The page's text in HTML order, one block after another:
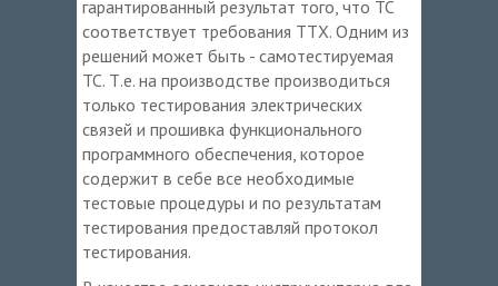
гарантированный результат того, что ТС
соответствует требования ТТХ. Одним из
решений может быть - самотестируемая
ТС. Т.е. на производстве производиться
только тестирования электрических
связей и прошивка функционального
программного обеспечения, которое
содержит в себе все необходимые
тестовые процедуры и по результатам
тестирования предоставляй протокол
тестирования.